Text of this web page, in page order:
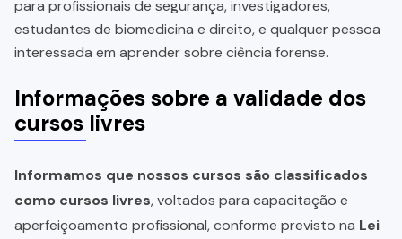
para profissionais de segurança, investigadores,
estudantes de biomedicina e direito, e qualquer pessoa
interessada em aprender sobre ciência forense.
Informações sobre a validade dos
cursos livres
Informamos que nossos cursos são classificados
como cursos livres, voltados para capacitação e
aperfeiçoamento profissional, conforme previsto na Lei